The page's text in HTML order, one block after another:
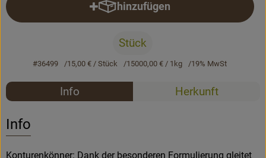
hinzufügen
Produkt zum Warenkorb
Stück
#36499 15,00 €/ Stück 15000,00 €/ 1kg 19% MwSt
Rezepte
Info Herkunft
Info
Konturenkönner: Dank der besonderen Formulierung gleitet